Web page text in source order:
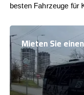
besten Fahrzeuge für
Mieten Sie